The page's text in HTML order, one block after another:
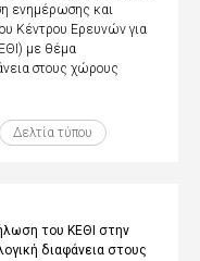
ενημέρωσης και
Κέντρου Ερευνών για
με θέμα
στους χώρους
Δελτία τύπου
του ΚΕΘΙ στην
διαφάνεια στους